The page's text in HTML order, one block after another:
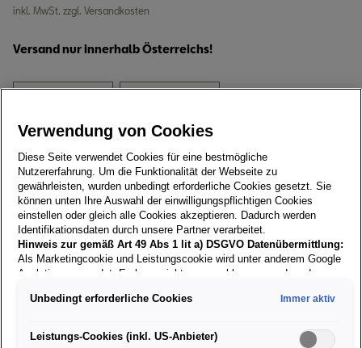
inkl. MwSt. zzgl. Versandkosten
Versand nur innerhalb Österreichs!
In den Warenkorb
POWER2Go ist die mobile Ladelösung für alle, die ihr
Elektrofahrzeug flexibel zu Hause, unterwegs oder am
Arbeitsplatz laden möchten. Mit bis zu 22 kW
vieler fest installierter Wallboxen - ganz ohne
Verwendung von Cookies
Diese Seite verwendet Cookies für eine bestmögliche
Nutzererfahrung. Um die Funktionalität der Webseite zu
gewährleisten, wurden unbedingt erforderliche Cookies gesetzt. Sie
können unten Ihre Auswahl der einwilligungspflichtigen Cookies
einstellen oder gleich alle Cookies akzeptieren. Dadurch werden
Identifikationsdaten durch unsere Partner verarbeitet.
Hinweis zur gemäß Art 49 Abs 1 lit a) DSGVO Datenübermittlung:
Als Marketingcookie und Leistungscookie wird unter anderem Google
Analytics verwendet. Es kann nicht ausgeschlossen werden, dass
die USA (insbesondere dort an die Google LLC) weitergibt. In den
gleichwertiges Datenschutzniveau und es fehlt an einem
Unbedingt erforderliche Cookies Immer aktiv
Leistungs-Cookies (inkl. US-Anbieter)